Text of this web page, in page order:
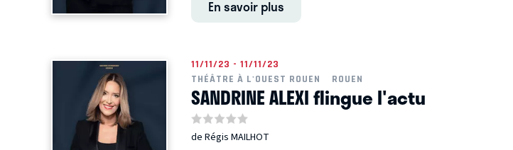
En savoir plus
11/11/23 - 11/11/23
THÉÂTRE À L'OUEST ROUEN
ROUEN
SANDRINE ALEXI flingue l'actu
de Régis MAILHOT